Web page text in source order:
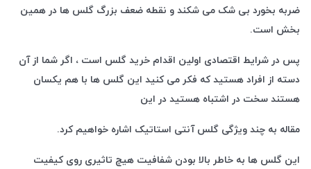
ضربه بخورد بی شک می شکند و نقطه ضعف بزرگ گلس ها در همین
بخش است.
پس در شرایط اقتصادی اولین اقدام خرید گلس است ، اگر شما از آن
دسته از افراد هستید که فکر می کنید این گلس ها با هم یکسان
هستند سخت در اشتباه هستید در این
مقاله به چند ویژگی گلس آنتی استاتیک اشاره خواهیم کرد.
این گلس ها به خاطر بالا بودن شفافیت هیچ تاثیری روی کیفیت